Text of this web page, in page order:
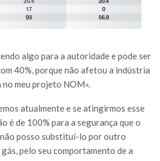
algo para a autoridade e pode ser
40%, porque não afetou a indústria
meu projeto NOM».
atualmente e se atingirmos esse
é de 100% para a segurança que o
posso substituí-lo por outro
pelo seu comportamento de a